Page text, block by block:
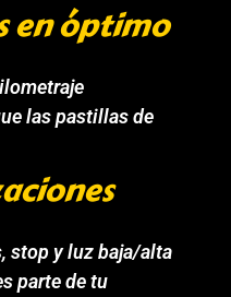
en óptimo
las pastillas de
stop y luz baja/alta
parte de tu